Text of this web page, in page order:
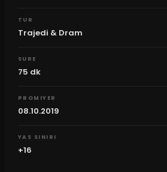
TUR
Trajedi & Dram
SURE
75 dk
PROMIYER
08.10.2019
YAS SINIRI
+16